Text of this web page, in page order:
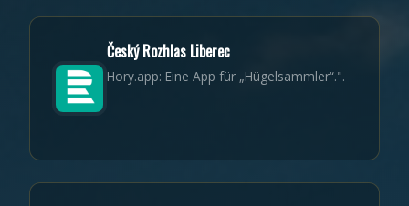
Český Rozhlas Liberec
Hory.app: Eine App für „Hügelsammler“.".